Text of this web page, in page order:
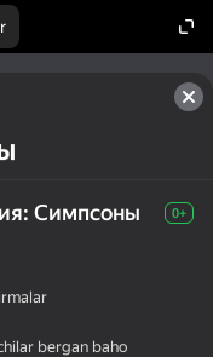
Симпсоны
0+
bergan baho